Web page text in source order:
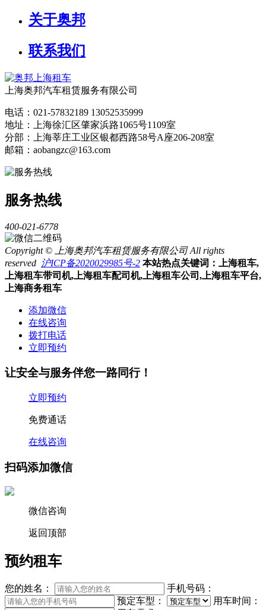
关于奥邦
联系我们
上海奥邦汽车租赁服务有限公司
电话：021-57832189 13052535999
地址：上海徐汇区肇家浜路1065号1109室
分部：上海莘庄工业区银都西路58号A座206-208室
邮箱：aobangzc@163.com
服务热线
400-021-6778
Copyright © 上海奥邦汽车租赁服务有限公司 All rights
reserved 沪ICP备2020029985号-2 本站热点关键词：上海租车,
上海租车带司机,上海租车配司机,上海租车公司,上海租车平台,
上海商务租车
添加微信
在线咨询
拨打电话
立即预约
让安全与服务伴您一路同行！
立即预约
免费通话
在线咨询
扫码添加微信
微信咨询
返回顶部
预约租车
您的姓名：
手机号码：
预定车型：
用车时间：